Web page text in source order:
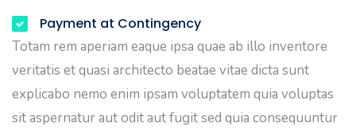
Payment at Contingency
Totam rem aperiam eaque ipsa quae ab illo inventore
veritatis et quasi architecto beatae vitae dicta sunt
explicabo nemo enim ipsam voluptatem quia voluptas
sit aspernatur aut odit aut fugit sed quia consequuntur